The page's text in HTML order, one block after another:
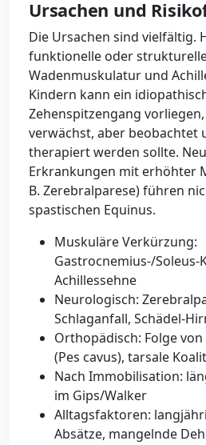
Ursachen und
Die Ursachen sind vielfältig.
funktionelle oder
Wadenmuskulatur und
Kindern kann ein
Zehenspitzengang
verwächst, aber beobachtet
therapiert werden sollte.
Erkrankungen mit erhöhter
B. Zerebralparese) führen
spastischen Equinus.
Muskuläre Verkürzung:
Gastrocnemius-/
Achillessehne
Neurologisch:
Schlaganfall, Schädel-
Orthopädisch: Folge
(Pes cavus), tarsale
Nach Immobilisation:
im Gips/Walker
Alltagsfaktoren:
Absätze, mangelnde